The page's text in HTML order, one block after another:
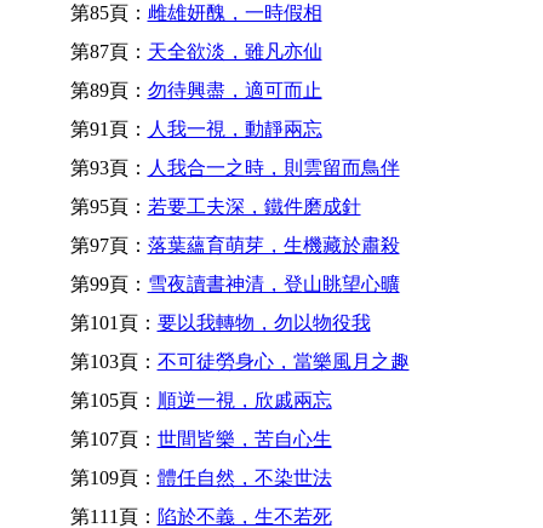
第85頁： 雌雄妍醜，一時假相
第87頁： 天全欲淡，雖凡亦仙
第89頁： 勿待興盡，適可而止
第91頁： 人我一視，動靜兩忘
第93頁： 人我合一之時，則雲留而鳥伴
第95頁： 若要工夫深，鐵件磨成針
第97頁： 落葉蘊育萌芽，生機藏於肅殺
第99頁： 雪夜讀書神清，登山眺望心曠
第101頁： 要以我轉物，勿以物役我
第103頁： 不可徒勞身心，當樂風月之趣
第105頁： 順逆一視，欣戚兩忘
第107頁： 世間皆樂，苦自心生
第109頁： 體任自然，不染世法
第111頁： 陷於不義，生不若死